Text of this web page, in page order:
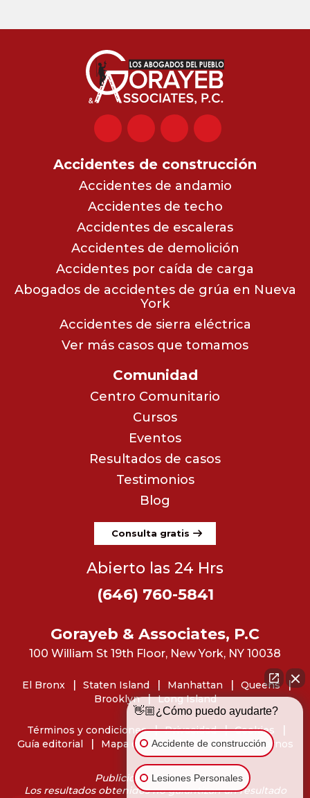
Accidentes de construcción
Accidentes de andamio
Accidentes de techo
Accidentes de escaleras
Accidentes de demolición
Accidentes por caída de carga
Abogados de accidentes de grúa en Nueva
York
Accidentes de sierra eléctrica
Ver más casos que tomamos
Comunidad
Centro Comunitario
Cursos
Eventos
Resultados de casos
Testimonios
Blog
Consulta gratis
Abierto las 24 Hrs
(646) 760-5841
Gorayeb & Associates, P.C
100 William St 19th Floor, New York, NY 10038
Publicidad de abogados
Los resultados obtenidos no garantizan un resultado
El Bronx Staten Island Manhattan
Queens
Brooklyn
Long Island
Términos y condiciones Privacidad
Cookies
Guía editorial
Mapa del sitio Dónde encontrarnos
👋🏼¿Cómo puedo ayudarte?
Accidente de construcción
Lesiones Personales